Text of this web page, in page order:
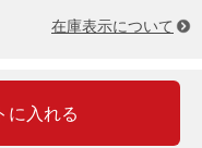
在庫表示について
に入れる